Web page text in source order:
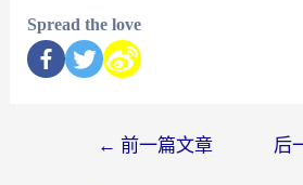
Spread the love
← 前一篇文章 后